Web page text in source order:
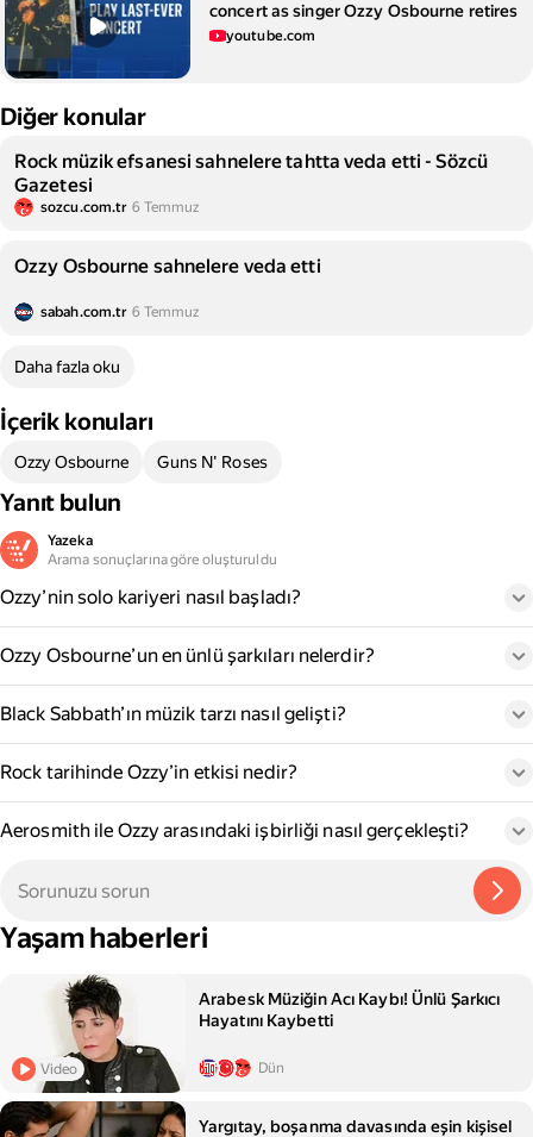
concert as singer Ozzy Osbourne retires
youtube.com
Diğer konular
Rock müzik efsanesi sahnelere tahtta veda etti - Sözcü
Gazetesi
sozcu.com.tr 6 Temmuz
Ozzy Osbourne sahnelere veda etti
sabah.com.tr 6 Temmuz
Daha fazla oku
İçerik konuları
Ozzy Osbourne Guns N' Roses
Yanıt bulun
Yazeka
Arama sonuçlarına göre oluşturuldu
Ozzy’nin solo kariyeri nasıl başladı?
Ozzy Osbourne’un en ünlü şarkıları nelerdir?
Black Sabbath’ın müzik tarzı nasıl gelişti?
Rock tarihinde Ozzy’in etkisi nedir?
Aerosmith ile Ozzy arasındaki işbirliği nasıl gerçekleşti?
Yaşam haberleri
Video
Arabesk Müziğin Acı Kaybı! Ünlü Şarkıcı
Hayatını Kaybetti
Dün
Yargıtay, boşanma davasında eşin kişisel